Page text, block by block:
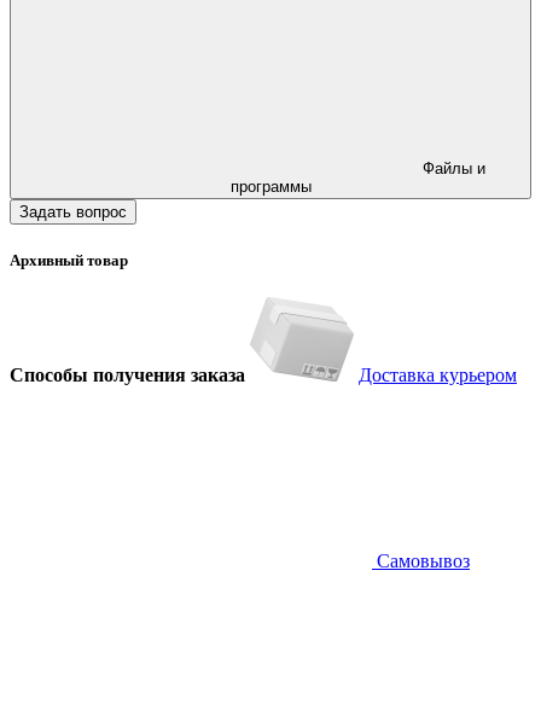
программы
Задать вопрос
Архивный товар
Способы получения заказа Доставка курьером
Самовывоз